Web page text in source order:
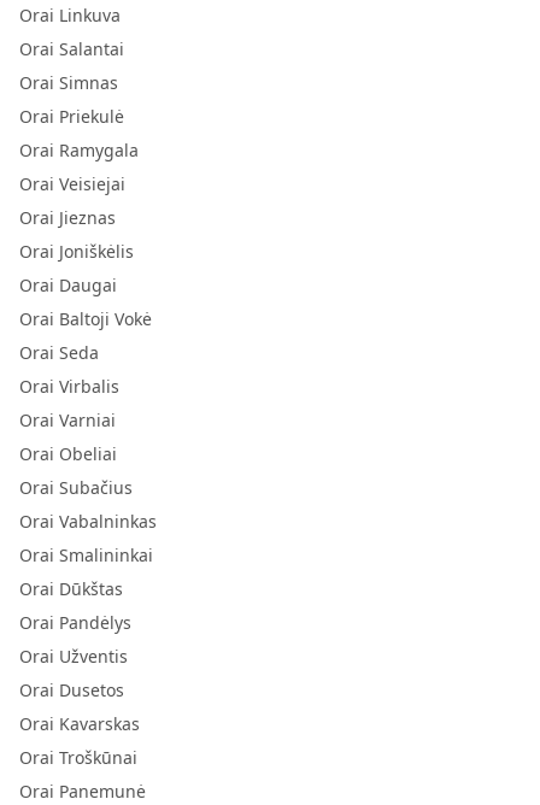
Orai Linkuva
Orai Salantai
Orai Simnas
Orai Priekulė
Orai Ramygala
Orai Veisiejai
Orai Jieznas
Orai Joniškėlis
Orai Daugai
Orai Baltoji Vokė
Orai Seda
Orai Virbalis
Orai Varniai
Orai Obeliai
Orai Subačius
Orai Vabalninkas
Orai Smalininkai
Orai Dūkštas
Orai Pandėlys
Orai Užventis
Orai Dusetos
Orai Kavarskas
Orai Troškūnai
Orai Panemunė